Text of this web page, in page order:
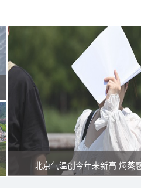
北京气温创今年来新高 焖蒸